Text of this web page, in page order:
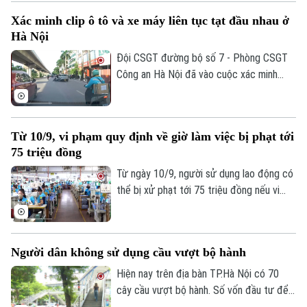
Trãi - Khuất Duy Tiến (Hà Nội).
Xác minh clip ô tô và xe máy liên tục tạt đầu nhau ở
Hà Nội
Đội CSGT đường bộ số 7 - Phòng CSGT
Công an Hà Nội đã vào cuộc xác minh
trên đường Trần Phú, phường Hà Đông.
Từ 10/9, vi phạm quy định về giờ làm việc bị phạt tới
75 triệu đồng
Từ ngày 10/9, người sử dụng lao động có
thể bị xử phạt tới 75 triệu đồng nếu vi
đồng ý có thể bị phạt từ 20-25 triệu
đồng.
Người dân không sử dụng cầu vượt bộ hành
Hiện nay trên địa bàn TP.Hà Nội có 70
cây cầu vượt bộ hành. Số vốn đầu tư để